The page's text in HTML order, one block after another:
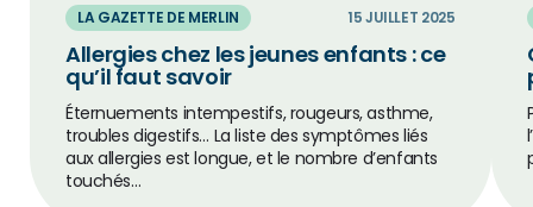
LA GAZETTE DE MERLIN 15 JUILLET 2025
Allergies chez les jeunes enfants : ce
qu’il faut savoir
Éternuements intempestifs, rougeurs, asthme,
troubles digestifs… La liste des symptômes liés
aux allergies est longue, et le nombre d’enfants
touchés…